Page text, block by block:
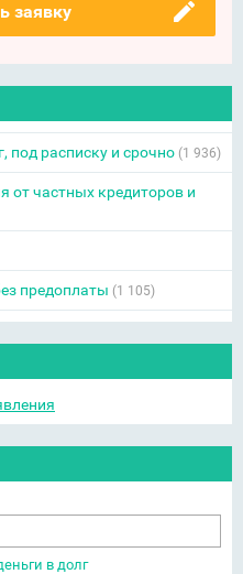
заявку
под расписку и срочно (1 936)
от частных кредиторов и
предоплаты (1 105)
в долг